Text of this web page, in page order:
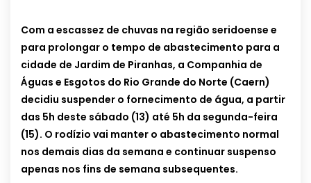
Com a escassez de chuvas na região seridoense e
para prolongar o tempo de abastecimento para a
cidade de Jardim de Piranhas, a Companhia de
Águas e Esgotos do Rio Grande do Norte (Caern)
decidiu suspender o fornecimento de água, a partir
das 5h deste sábado (13) até 5h da segunda-feira
(15). O rodízio vai manter o abastecimento normal
nos demais dias da semana e continuar suspenso
apenas nos fins de semana subsequentes.